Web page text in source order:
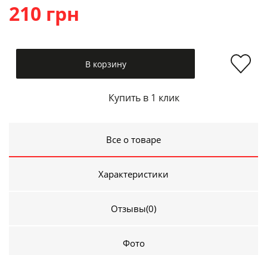
210 грн
В корзину
Купить в 1 клик
Все о товаре
Характеристики
Отзывы(0)
Фото